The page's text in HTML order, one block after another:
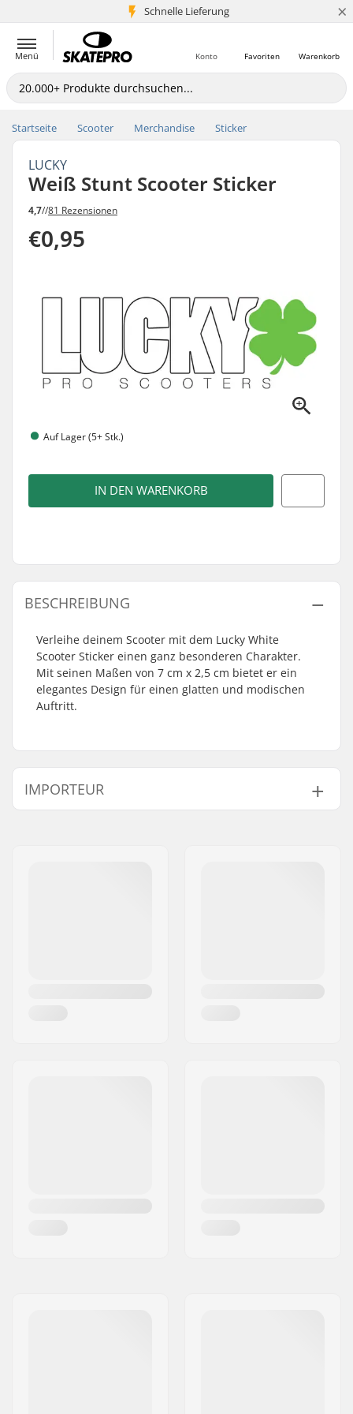
Schnelle Lieferung
5+ Mio. Kunden ×
Menü Warenkorb
Favoriten
Konto
Startseite Scooter Merchandise Sticker
LUCKY
Weiß Stunt Scooter Sticker
4,7//81 Rezensionen
€0,95
Auf Lager (5+ Stk.)
IN DEN WARENKORB
BESCHREIBUNG
Verleihe deinem Scooter mit dem Lucky White
Scooter Sticker einen ganz besonderen Charakter.
Mit seinen Maßen von 7 cm x 2,5 cm bietet er ein
elegantes Design für einen glatten und modischen
Auftritt.
IMPORTEUR